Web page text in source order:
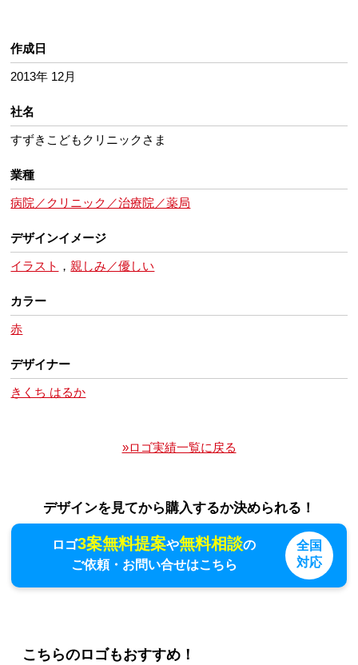
作成日
2013年 12月
社名
すずきこどもクリニックさま
業種
病院／クリニック／治療院／薬局
デザインイメージ
イラスト ， 親しみ／優しい
カラー
赤
デザイナー
きくち はるか
»ロゴ実績一覧に戻る
デザインを見てから購入するか決められる！
ロゴ3案無料提案や無料相談の
ご依頼・お問い合せはこちら
全国
対応
こちらのロゴもおすすめ！